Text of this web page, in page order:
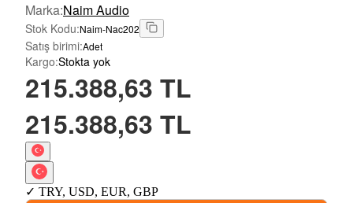
Marka:Naim Audio
Stok Kodu:Naim-Nac202
Satış birimi:Adet
Kargo:Stokta yok
215.388,63 TL
215.388,63 TL
✓ TRY, USD, EUR, GBP